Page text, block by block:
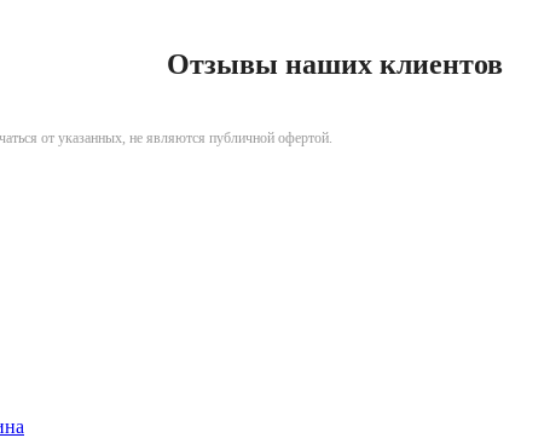
Отзывы наших клиентов
от указанных, не являются публичной офертой.